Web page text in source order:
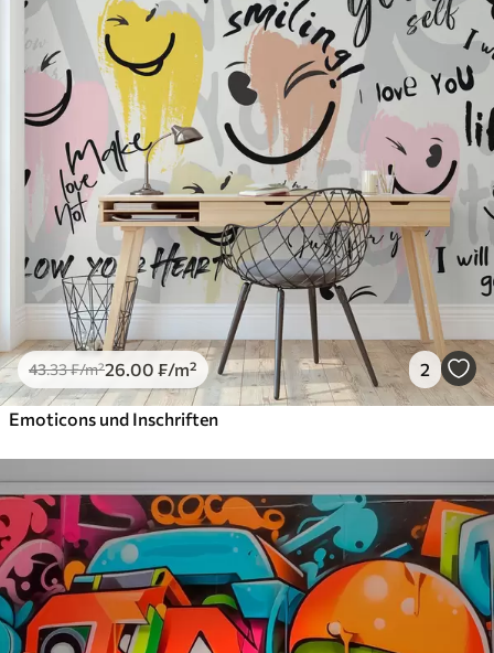
43.33₣/m²26 .00 ₣/m² 2
Emoticons und Inschriften